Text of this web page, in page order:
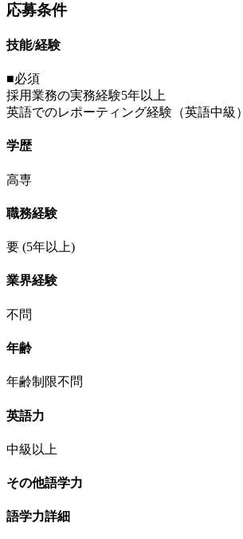
応募条件
技能/経験
■必須
採用業務の実務経験5年以上
英語でのレポーティング経験（英語中級）
学歴
高専
職務経験
要 (5年以上)
業界経験
不問
年齢
年齢制限不問
英語力
中級以上
その他語学力
語学力詳細